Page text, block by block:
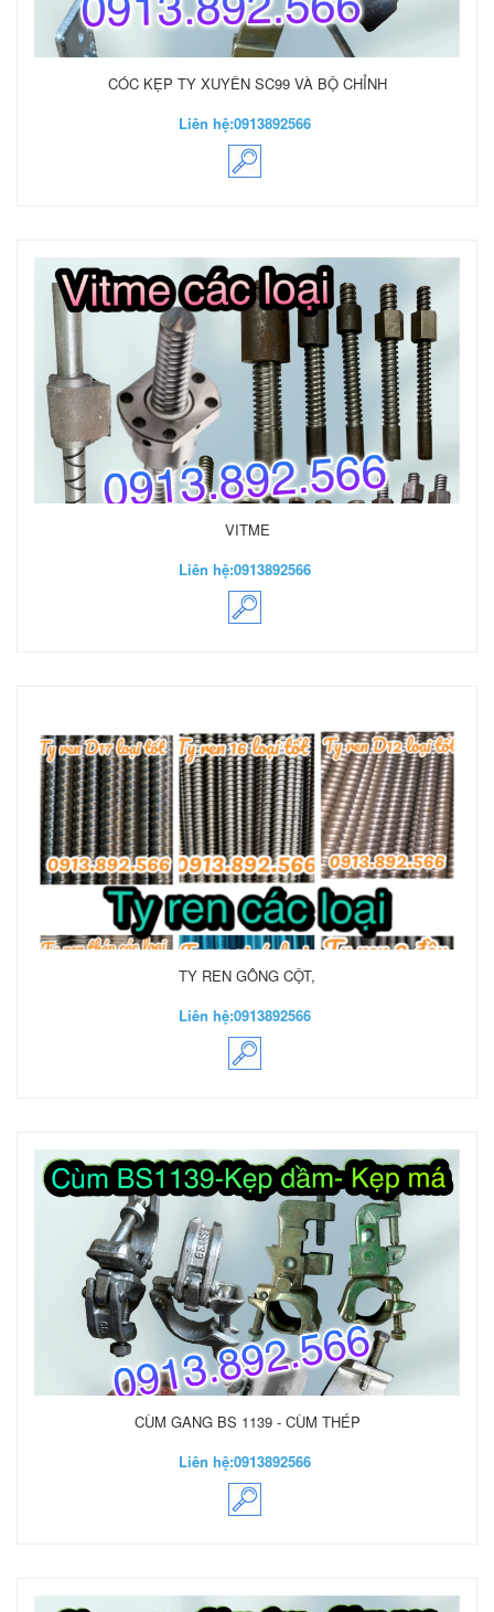
CÓC KẸP TY XUYÊN SC99 VÀ BỘ CHỈNH
Liên hệ:0913892566
VITME
Liên hệ:0913892566
TY REN GÔNG CỘT,
Liên hệ:0913892566
CÙM GANG BS 1139 - CÙM THÉP
Liên hệ:0913892566